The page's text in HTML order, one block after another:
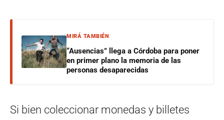
MIRÁ TAMBIÉN
“Ausencias” llega a Córdoba para poner
en primer plano la memoria de las
personas desaparecidas
Si bien coleccionar monedas y billetes